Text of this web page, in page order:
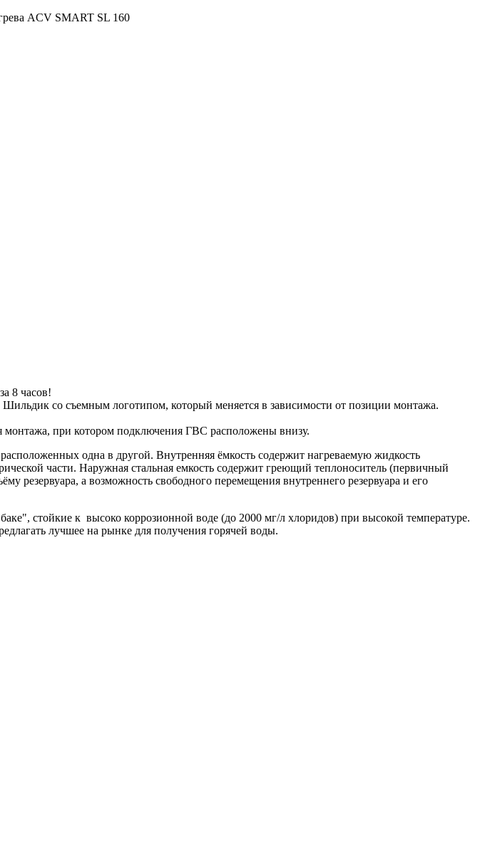
ACV SMART SL 160
8 часов!
со съемным логотипом, который меняется в зависимости от позиции монтажа.
при котором подключения ГВС расположены внизу.
одна в другой. Внутренняя ёмкость содержит нагреваемую жидкость
части. Наружная стальная емкость содержит греющий теплоноситель (первичный
резервуара, а возможность свободного перемещения внутреннего резервуара и его
стойкие к высоко коррозионной воде (до 2000 мг/л хлоридов) при высокой температуре.
лучшее на рынке для получения горячей воды.